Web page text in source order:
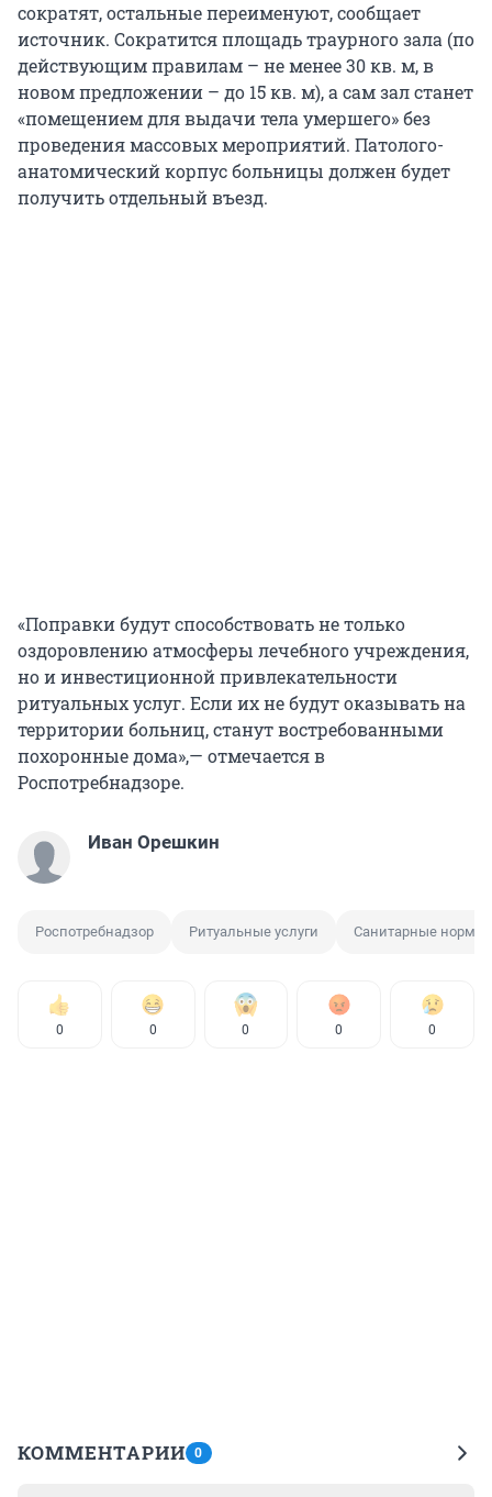
сократят, остальные переименуют, сообщает
источник. Сократится площадь траурного зала (по
действующим правилам – не менее 30 кв. м, в
новом предложении – до 15 кв. м), а сам зал станет
«помещением для выдачи тела умершего» без
проведения массовых мероприятий. Патолого-
анатомический корпус больницы должен будет
получить отдельный въезд.
«Поправки будут способствовать не только
оздоровлению атмосферы лечебного учреждения,
но и инвестиционной привлекательности
ритуальных услуг. Если их не будут оказывать на
территории больниц, станут востребованными
похоронные дома»,— отмечается в
Роспотребнадзоре.
Иван Орешкин
Роспотребнадзор Ритуальные услуги Санитарные нормы
0 0 0 0 0
КОММЕНТАРИИ 0